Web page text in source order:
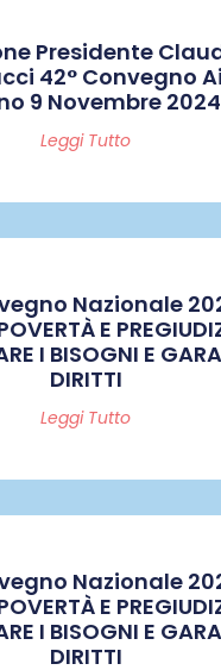
Presidente
42° Convegno
9 Novembre 2024
Leggi Tutto
Nazionale
E
I BISOGNI E
DIRITTI
Leggi Tutto
Nazionale
E
I BISOGNI E
DIRITTI